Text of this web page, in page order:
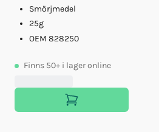
Smörjmedel
25g
OEM 828250
Finns 50+ i lager online